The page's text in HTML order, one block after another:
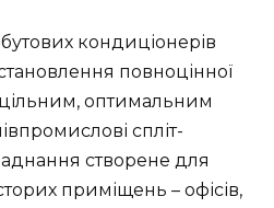
кондиціонерів
повноцінної
оптимальним
спліт-
створене для
приміщень – офісів,